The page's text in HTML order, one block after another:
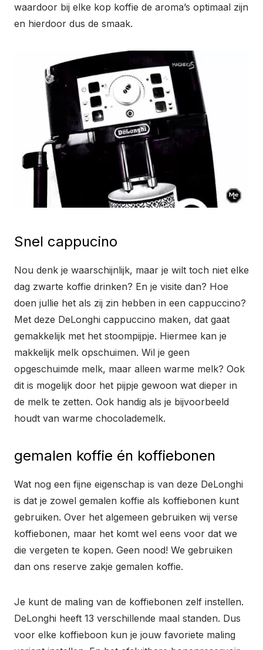
waardoor bij elke kop koffie de aroma’s optimaal zijn
en hierdoor dus de smaak.
Snel cappucino
Nou denk je waarschijnlijk, maar je wilt toch niet elke
dag zwarte koffie drinken? En je visite dan? Hoe
doen jullie het als zij zin hebben in een cappuccino?
Met deze DeLonghi cappuccino maken, dat gaat
gemakkelijk met het stoompijpje. Hiermee kan je
makkelijk melk opschuimen. Wil je geen
opgeschuimde melk, maar alleen warme melk? Ook
dit is mogelijk door het pijpje gewoon wat dieper in
de melk te zetten. Ook handig als je bijvoorbeeld
houdt van warme chocolademelk.
gemalen koffie én koffiebonen
Wat nog een fijne eigenschap is van deze DeLonghi
is dat je zowel gemalen koffie als koffiebonen kunt
gebruiken. Over het algemeen gebruiken wij verse
koffiebonen, maar het komt wel eens voor dat we
die vergeten te kopen. Geen nood! We gebruiken
dan ons reserve zakje gemalen koffie.
Je kunt de maling van de koffiebonen zelf instellen.
DeLonghi heeft 13 verschillende maal standen. Dus
voor elke koffieboon kun je jouw favoriete maling